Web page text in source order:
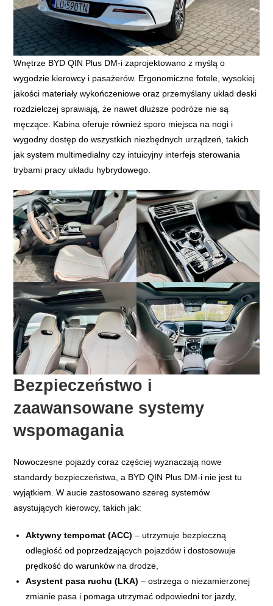
Wnętrze BYD QIN Plus DM-i zaprojektowano z myślą o
wygodzie kierowcy i pasażerów. Ergonomiczne fotele, wysokiej
jakości materiały wykończeniowe oraz przemyślany układ deski
rozdzielczej sprawiają, że nawet dłuższe podróże nie są
męczące. Kabina oferuje również sporo miejsca na nogi i
wygodny dostęp do wszystkich niezbędnych urządzeń, takich
jak system multimedialny czy intuicyjny interfejs sterowania
trybami pracy układu hybrydowego.
Bezpieczeństwo i
zaawansowane systemy
wspomagania
Nowoczesne pojazdy coraz częściej wyznaczają nowe
standardy bezpieczeństwa, a BYD QIN Plus DM-i nie jest tu
wyjątkiem. W aucie zastosowano szereg systemów
asystujących kierowcy, takich jak:
Aktywny tempomat (ACC) – utrzymuje bezpieczną
odległość od poprzedzających pojazdów i dostosowuje
prędkość do warunków na drodze,
Asystent pasa ruchu (LKA) – ostrzega o niezamierzonej
zmianie pasa i pomaga utrzymać odpowiedni tor jazdy,